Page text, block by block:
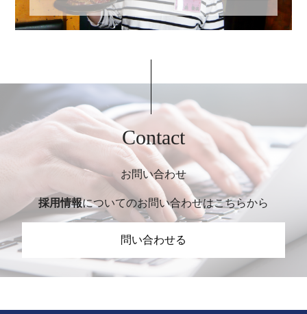
Contact
お問い合わせ
採用情報についてのお問い合わせはこちらから
問い合わせる